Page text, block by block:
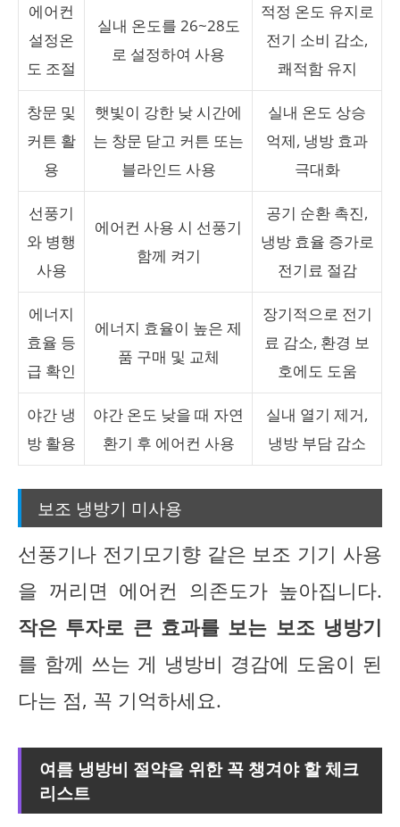
에어컨
설정온
도 조절
실내 온도를 26~28도
로 설정하여 사용
적정 온도 유지로
전기 소비 감소,
쾌적함 유지
창문 및
커튼 활
용
햇빛이 강한 낮 시간에
는 창문 닫고 커튼 또는
블라인드 사용
실내 온도 상승
억제, 냉방 효과
극대화
선풍기
와 병행
사용
에어컨 사용 시 선풍기
함께 켜기
공기 순환 촉진,
냉방 효율 증가로
전기료 절감
에너지
효율 등
급 확인
에너지 효율이 높은 제
품 구매 및 교체
장기적으로 전기
료 감소, 환경 보
호에도 도움
야간 냉
방 활용
야간 온도 낮을 때 자연
환기 후 에어컨 사용
실내 열기 제거,
냉방 부담 감소
보조 냉방기 미사용
선풍기나 전기모기향 같은 보조 기기 사용
을 꺼리면 에어컨 의존도가 높아집니다.
작은 투자로 큰 효과를 보는 보조 냉방기
를 함께 쓰는 게 냉방비 경감에 도움이 된
다는 점, 꼭 기억하세요.
여름 냉방비 절약을 위한 꼭 챙겨야 할 체크
리스트